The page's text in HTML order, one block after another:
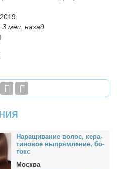
мес. назад
На­ра­щи­ва­ние во­лос, ке­ра­
ти­но­вое вы­прям­ле­ние, бо­
токс
Москва